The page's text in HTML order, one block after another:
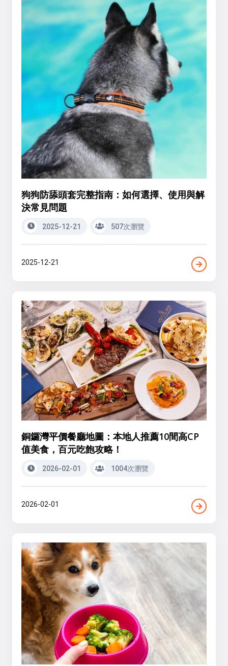
狗狗防舔頭套完整指南：如何選擇、使用與解
決常見問題
2025-12-21 507次瀏覽
2025-12-21
銅鑼灣平價餐廳地圖：本地人推薦10間高CP
值美食，百元吃飽攻略！
2026-02-01 1004次瀏覽
2026-02-01